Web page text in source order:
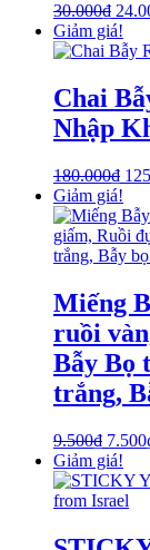
30.000₫
Giảm giá!
Chai
Nhập
180.000₫
Giảm giá!
Miếng
ruồi
Bẫy Bọ
trắng,
9.500₫ 7.500
Giảm giá!